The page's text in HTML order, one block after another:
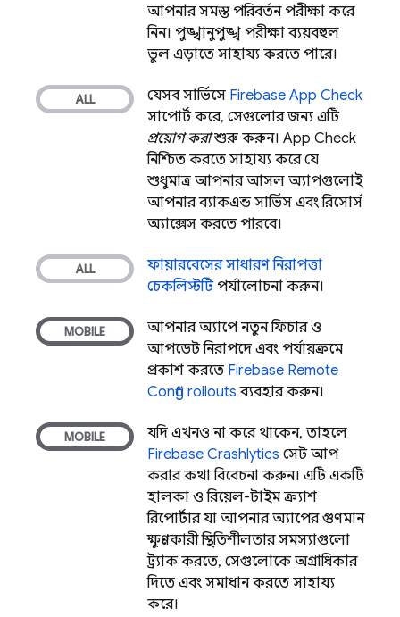
আপনার সমস্ত পরিবর্তন পরীক্ষা করে
নিন। পুঙ্খানুপুঙ্খ পরীক্ষা ব্যয়বহুল
ভুল এড়াতে সাহায্য করতে পারে।
যেসব সার্ভিসে Firebase App Check
সাপোর্ট করে, সেগুলোর জন্য এটি
প্রয়োগ করাশুরু করুন। App Check
নিশ্চিত করতে সাহায্য করে যে
শুধুমাত্র আপনার আসল অ্যাপগুলোই
আপনার ব্যাকএন্ড সার্ভিস এবং রিসোর্স
অ্যাক্সেস করতে পারবে।
ফায়ারবেসের সাধারণ নিরাপত্তা
চেকলিস্টটিপর্যালোচনা করুন।
আপনার অ্যাপে নতুন ফিচার ও
আপডেট নিরাপদে এবং পর্যায়ক্রমে
প্রকাশ করতে Firebase Remote
Config rollouts ব্যবহার করুন।
যদি এখনও না করে থাকেন, তাহলে
Firebase Crashlytics সেট আপ
করার কথা বিবেচনা করুন। এটি একটি
হালকা ও রিয়েল-টাইম ক্র্যাশ
রিপোর্টার যা আপনার অ্যাপের গুণমান
ক্ষুণ্ণকারী স্থিতিশীলতার সমস্যাগুলো
ট্র্যাক করতে, সেগুলোকে অগ্রাধিকার
দিতে এবং সমাধান করতে সাহায্য
করে।